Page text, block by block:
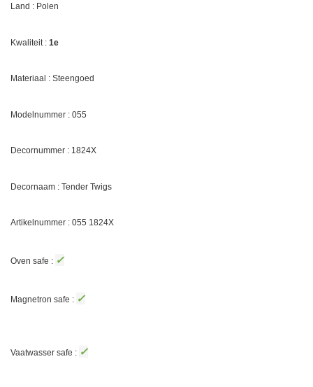
Land : Polen
Kwaliteit : 1e
Materiaal : Steengoed
Modelnummer : 055
Decornummer : 1824X
Decornaam : Tender Twigs
Artikelnummer : 055 1824X
Oven safe : ✓
Magnetron safe : ✓
Vaatwasser safe : ✓